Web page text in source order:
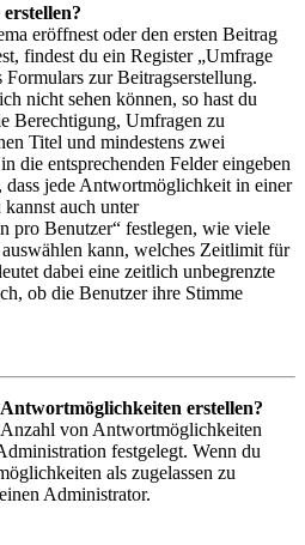
eröffnest oder den ersten Beitrag
findest du ein Register „Umfrage
Formulars zur Beitragserstellung.
nicht sehen können, so hast du
Berechtigung, Umfragen zu
Titel und mindestens zwei
die entsprechenden Felder eingeben
dass jede Antwortmöglichkeit in einer
auch unter
pro Benutzer“ festlegen, wie viele
kann, welches Zeitlimit für
dabei eine zeitlich unbegrenzte
ob die Benutzer ihre Stimme
erstellen?
von Antwortmöglichkeiten
festgelegt. Wenn du
als zugelassen zu
Administrator.